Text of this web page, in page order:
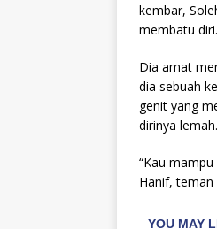
kembar,
membatu diri.
Dia amat
dia sebuah
genit yang
dirinya lemah.
“Kau
Hanif, teman